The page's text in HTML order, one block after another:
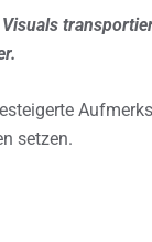
setzen.